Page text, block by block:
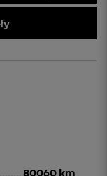
80060 km